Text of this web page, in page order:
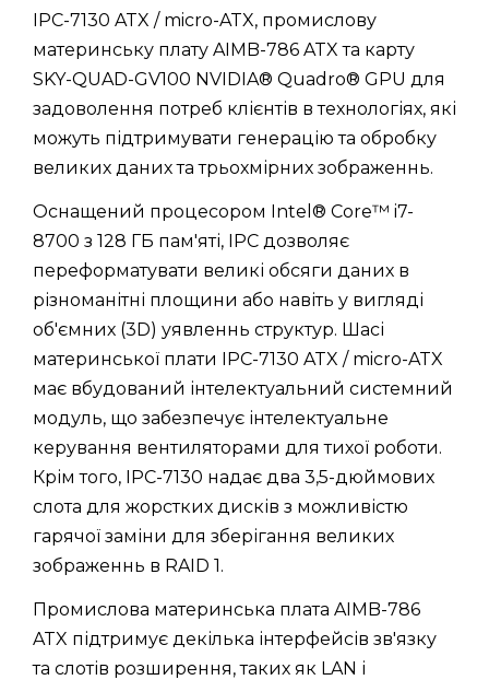
IPC-7130 ATX / micro-ATX, промислову
материнську плату AIMB-786 ATX та карту
SKY-QUAD-GV100 NVIDIA® Quadro® GPU для
задоволення потреб клієнтів в технологіях, які
можуть підтримувати генерацію та обробку
великих даних та трьохмірних зображеннь.
Оснащений процесором Intel® Core™ i7-
8700 з 128 ГБ пам'яті, IPC дозволяє
переформатувати великі обсяги даних в
різноманітні площини або навіть у вигляді
об'ємних (3D) уявленнь структур. Шасі
материнської плати IPC-7130 ATX / micro-ATX
має вбудований інтелектуальний системний
модуль, що забезпечує інтелектуальне
керування вентиляторами для тихої роботи.
Крім того, IPC-7130 надає два 3,5-дюймових
слота для жорстких дисків з можливістю
гарячої заміни для зберігання великих
зображеннь в RAID 1.
Промислова материнська плата AIMB-786
ATX підтримує декілька інтерфейсів зв'язку
та слотів розширення, таких як LAN і